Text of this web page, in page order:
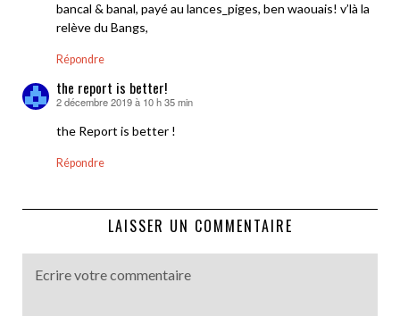
bancal & banal, payé au lances_piges, ben waouais! v’là la
relève du Bangs,
Répondre
the report is better!
dit :
2 décembre 2019 à 10 h 35 min
the Report is better !
Répondre
LAISSER UN COMMENTAIRE